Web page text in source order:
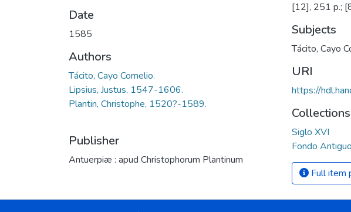
Date
1585
Authors
Tácito, Cayo Cornelio.
Lipsius, Justus, 1547-1606.
Plantin, Christophe, 1520?-1589.
Publisher
Antuerpiæ : apud Christophorum Plantinum
[12], 251 p.;
Subjects
Tácito, Cayo
URI
https://
Collections
Siglo XVI
Fondo
Full item